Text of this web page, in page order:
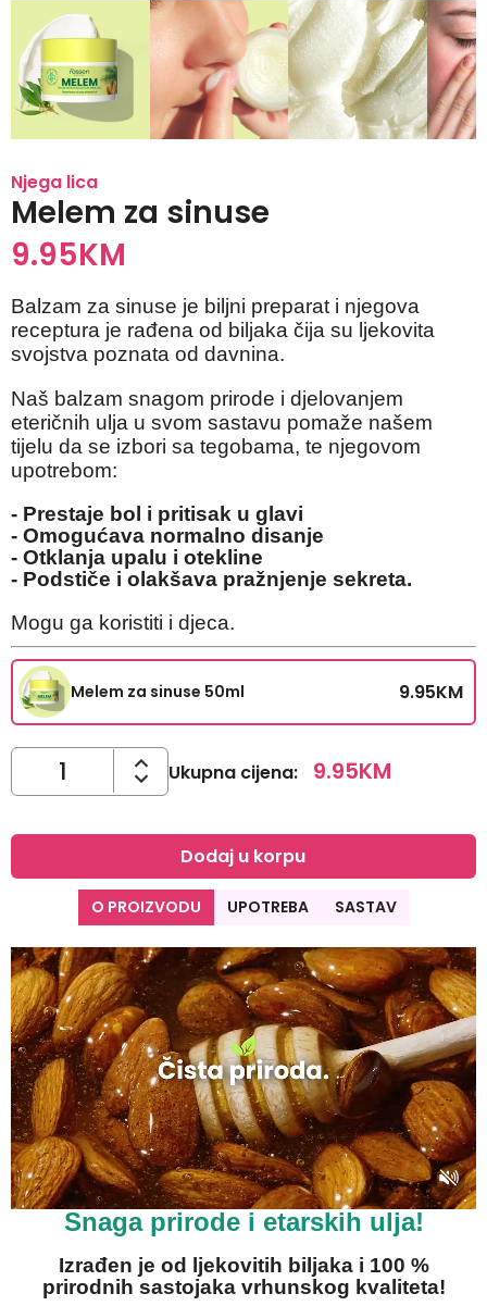
Njega lica
Melem za sinuse
9.95KM
Balzam za sinuse je biljni preparat i njegova
receptura je rađena od biljaka čija su ljekovita
svojstva poznata od davnina.
Naš balzam snagom prirode i djelovanjem
eteričnih ulja u svom sastavu pomaže našem
tijelu da se izbori sa tegobama, te njegovom
upotrebom:
- Prestaje bol i pritisak u glavi
- Omogućava normalno disanje
- Otklanja upalu i otekline
- Podstiče i olakšava pražnjenje sekreta.
Mogu ga koristiti i djeca.
Melem za sinuse 50ml 9.95KM
Ukupna cijena: 9.95KM
Dodaj u korpu
O PROIZVODU UPOTREBA SASTAV
Snaga prirode i etarskih ulja!
Izrađen je od ljekovitih biljaka i 100 %
prirod nih sastojaka vrhunskog kvaliteta!